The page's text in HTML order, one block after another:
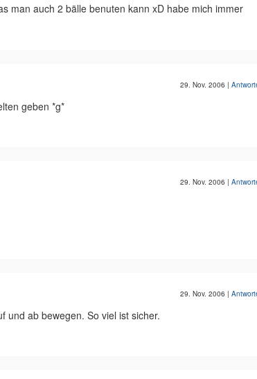
man auch 2 bälle benuten kann xD habe mich immer
29. Nov. 2006 |
geben *g*
29. Nov. 2006 |
29. Nov. 2006 |
und ab bewegen. So viel ist sicher.